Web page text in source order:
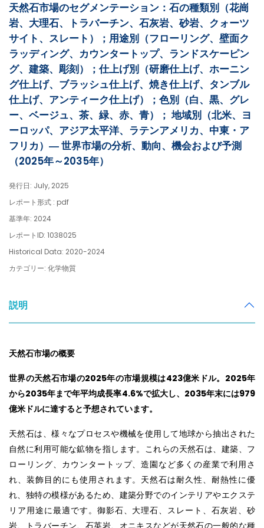
天然石市場のセグメンテーション：石の種類別（花崗
岩、大理石、トラバーチン、石灰岩、砂岩、クォーツ
サイト、スレート）；用途別（フローリング、壁面ク
ラッディング、カウンタートップ、ランドスケーピン
グ、建築、彫刻）；仕上げ別（研磨仕上げ、ホーニン
グ仕上げ、ブラッシュ仕上げ、焼き仕上げ、タンブル
仕上げ、アンティーク仕上げ）；色別（白、黒、グレ
ー、ベージュ、茶、緑、赤、青）； 地域別（北米、ヨ
ーロッパ、アジア太平洋、ラテンアメリカ、中東・ア
フリカ）― 世界市場の分析、動向、機会および予測
（2025年～2035年）
発行日: July, 2025
レポート形式 : pdf
基準年: 2024
レポートID: 1038025
Historical Data: 2020-2024
カテゴリー: 化学物質
説明
天然石市場の概要
世界の天然石市場の2025年の市場規模は423億米ドル。2025年
から2035年まで年平均成長率4.6%で拡大し、2035年末には979
億米ドルに達すると予想されています。
天然石は、様々なプロセスや機械を使用して地球から抽出された
自然に利用可能な鉱物を指します。これらの天然石は、建築、フ
ローリング、カウンタートップ、造園など多くの産業で利用さ
れ、装飾目的にも使用されます。天然石は耐久性、耐熱性に優
れ、独特の模様があるため、建築分野でのインテリアやエクステ
リア用途に最適です。御影石、大理石、スレート、石灰岩、砂